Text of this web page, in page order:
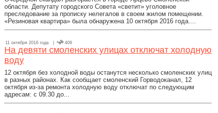
области. Депутату городского Совета «светит» уголовное
преследование за прописку нелегалов в своем жилом помещении.
«Резиновая квартира» была обнаружена 10 октября 2016 года....
11 октября 2016 года | 409
На девяти смоленских улицах отключат холодную
воду
12 октября без холодной воды останутся несколько смоленских улиц
в разных районах. Как сообщает смоленский Горводоканал, 12
октября из-за ремонта холодную воду отключат по следующим
адресам: с 09.30 до...